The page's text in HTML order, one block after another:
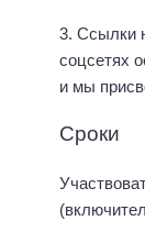
3. Ссылки
соцсетях
и мы
Сроки